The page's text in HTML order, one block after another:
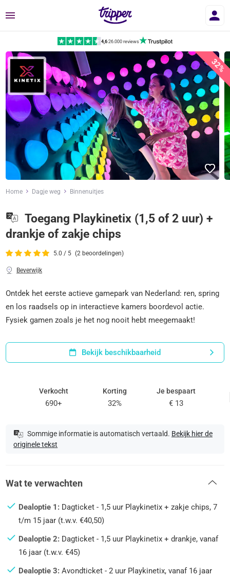
Menu
4,6|26.000 reviews
32%
Home Dagje weg Binnenuitjes
Toegang Playkinetix (1,5 of 2 uur) +
drankje of zakje chips
5.0 / 5 (2 beoordelingen)
Beverwijk
Ontdek het eerste actieve gamepark van Nederland: ren, spring
en los raadsels op in interactieve kamers boordevol actie.
Fysiek gamen zoals je het nog nooit hebt meegemaakt!
Bekijk beschikbaarheid
Verkocht
690+
Korting
32%
Je bespaart
€ 13
Sommige informatie is automatisch vertaald. Bekijk hier de
originele tekst
Wat te verwachten
Dealoptie 1: Dagticket - 1,5 uur Playkinetix + zakje chips, 7
t/m 15 jaar (t.w.v. €40,50)
Dealoptie 2: Dagticket - 1,5 uur Playkinetix + drankje, vanaf
16 jaar (t.w.v. €45)
Dealoptie 3:Avondticket - 2 uur Playkinetix, vanaf 16 jaar